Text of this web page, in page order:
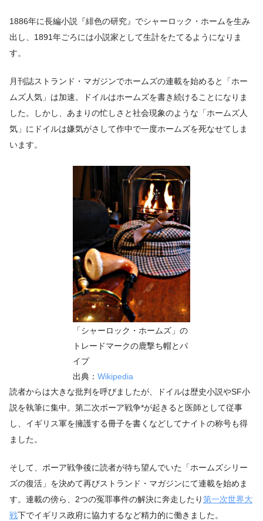
1886年に長編小説『緋色の研究』でシャーロック・ホームを生み
出し、1891年ごろには小説家として生計をたてるようになりま
す。
月刊誌ストランド・マガジンでホームズの連載を始めると「ホー
ムズ人気」は加速。ドイルはホームズを書き続けることになりま
した。しかし、あまりの忙しさと社会現象のような「ホームズ人
気」にドイルは嫌気がさして作中で一度ホームズを死なせてしま
います。
「シャーロック・ホームズ」の
トレードマークの鹿撃ち帽とパ
イプ
出典： Wikipedia
読者からは大きな批判を呼びましたが、ドイルは歴史小説やSF小
説を執筆に集中。第二次ボーア戦争*が起きると医師として従事
し、イギリス軍を擁護する冊子を書くなどしてナイトの称号も得
ました。
そして、ボーア戦争後に読者が待ち望んでいた「ホームズシリー
ズの復活」を決めて再びストランド・マガジンにて連載を始めま
す。連載の傍ら、2つの冤罪事件の解決に奔走したり第一次世界大
戦下でイギリス政府に協力するなど精力的に働きました。